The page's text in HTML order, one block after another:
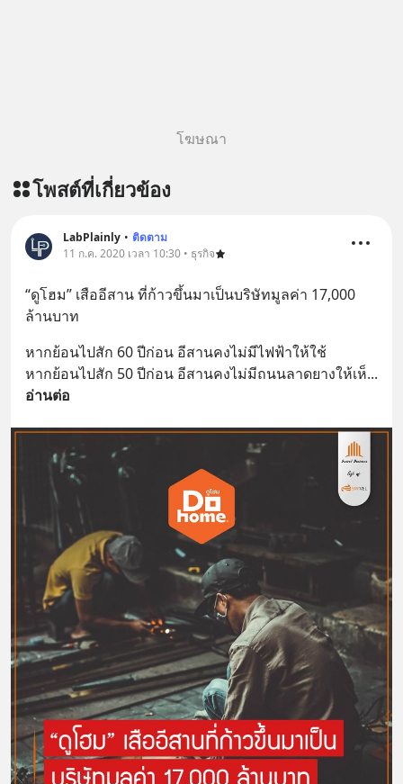
โฆษณา
โพสต์ที่เกี่ยวข้อง
LabPlainly • ติดตาม
11 ก.ค. 2020 เวลา 10:30 • ธุรกิจ
“ดูโฮม” เสืออีสาน ที่ก้าวขึ้นมาเป็นบริษัทมูลค่า 17,000
ล้านบาท
หากย้อนไปสัก 60 ปีก่อน อีสานคงไม่มีไฟฟ้าให้ใช้
หากย้อนไปสัก 50 ปีก่อน อีสานคงไม่มีถนนลาดยางให้เห็
อ่านต่อ